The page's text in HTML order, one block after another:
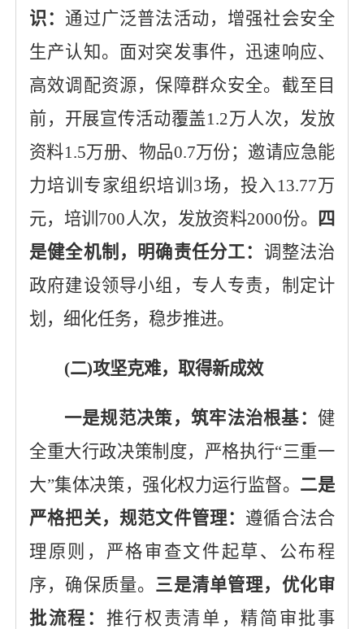
识： 通过广泛普法活动，增强社会安全
生产认知。面对突发事件，迅速响应、
高效调配资源，保障群众安全。 截至目
前，开展宣传活动覆盖1.2万人次，发放
资料1.5万册、物品0.7万份；邀请应急能
力培训专家组织培训3场，投入13.77万
元，培训700人次，发放资料2000份。
四
是健全机制，明确责任分工： 调整法治
政府建设领导小组，专人专责，制定计
划，细化任务，稳步推进。
(二)攻坚克难，取得新成效
一是规范决策，筑牢法治根基：健
全重大行政决策制度，严格执行“三重一
大”集体决策，强化权力运行监督。 二是
严格把关，规范文件管理： 遵循合法合
理原则，严格审查文件起草、公布程
序，确保质量。 三是清单管理，优化审
批流程： 推行权责清单，精简审批事